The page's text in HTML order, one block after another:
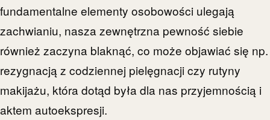
fundamentalne elementy osobowości ulegają
zachwianiu, nasza zewnętrzna pewność siebie
również zaczyna blaknąć, co może objawiać się np.
rezygnacją z codziennej pielęgnacji czy rutyny
makijażu, która dotąd była dla nas przyjemnością i
aktem autoekspresji.